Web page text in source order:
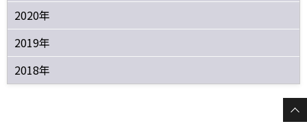
2020年
2019年
2018年